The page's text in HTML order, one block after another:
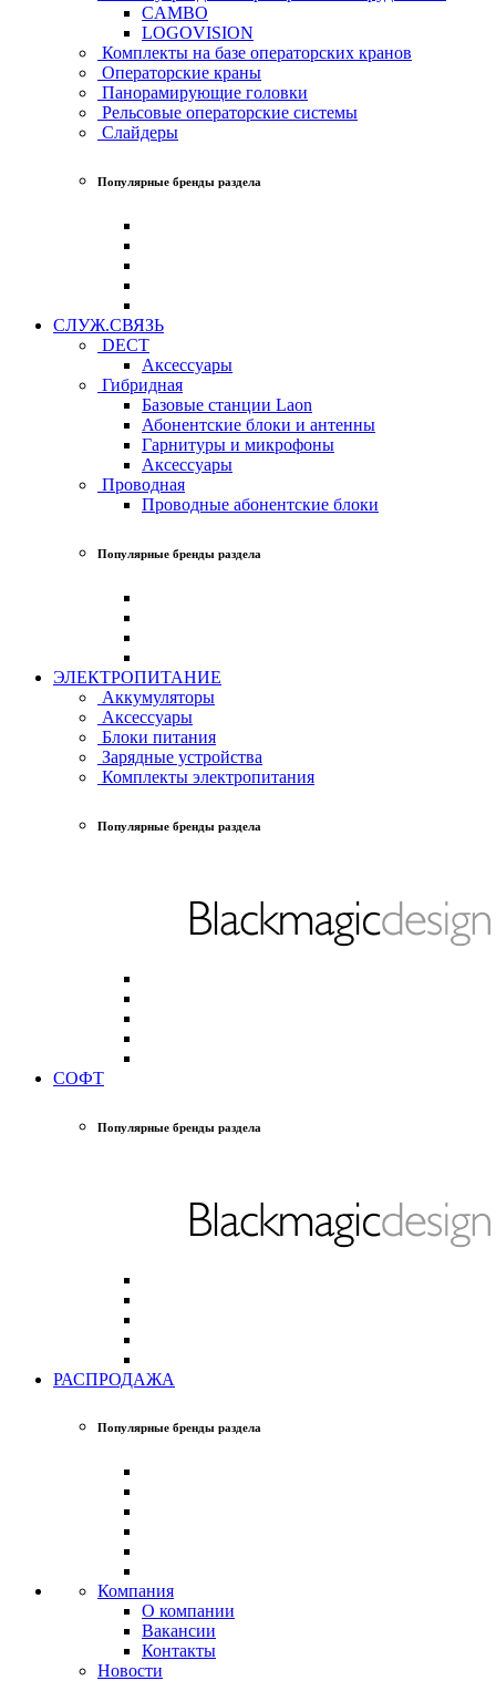
CAMBO
LOGOVISION
Комплекты на базе операторских кранов
Операторские краны
Панорамирующие головки
Рельсовые операторские системы
Слайдеры
Популярные бренды раздела
СЛУЖ.СВЯЗЬ
DECT
Аксессуары
Гибридная
Базовые станции Laon
Абонентские блоки и антенны
Гарнитуры и микрофоны
Аксессуары
Проводная
Проводные абонентские блоки
Популярные бренды раздела
ЭЛЕКТРОПИТАНИЕ
Аккумуляторы
Аксессуары
Блоки питания
Зарядные устройства
Комплекты электропитания
Популярные бренды раздела
СОФТ
Популярные бренды раздела
РАСПРОДАЖА
Популярные бренды раздела
Компания
О компании
Вакансии
Контакты
Новости